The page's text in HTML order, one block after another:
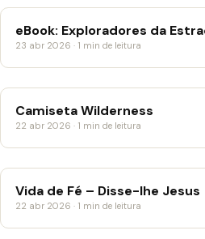
eBook: Exploradores da
23 abr 2026 · 1 min de leitura
Camiseta Wilderness
22 abr 2026 · 1 min de leitura
Vida de Fé – Disse-lhe Jesus
22 abr 2026 · 1 min de leitura